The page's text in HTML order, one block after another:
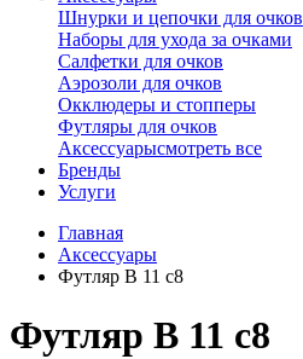
Шнурки и цепочки для очков
Наборы для ухода за очками
Салфетки для очков
Аэрозоли для очков
Окклюдеры и стопперы
Футляры для очков
Аксессуарысмотреть все
Бренды
Услуги
Главная
Аксессуары
Футляр B 11 с8
Футляр B 11 с8